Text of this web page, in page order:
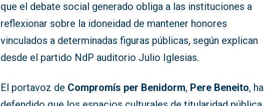
que el debate social generado obliga a las instituciones a
reflexionar sobre la idoneidad de mantener honores
vinculados a determinadas figuras públicas, según explican
desde el partido NdP auditorio Julio Iglesias.
El portavoz de Compromís per Benidorm, Pere Beneito, ha